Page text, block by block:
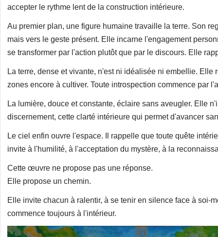
accepter le rythme lent de la construction intérieure.
Au premier plan, une figure humaine travaille la terre. Son
mais vers le geste présent. Elle incarne l'engagement
se transformer par l'action plutôt que par le discours. Elle
La terre, dense et vivante, n'est ni idéalisée ni embellie.
zones encore à cultiver. Toute introspection commence par
La lumière, douce et constante, éclaire sans aveugler. Elle
discernement, cette clarté intérieure qui permet d'avancer
Le ciel enfin ouvre l'espace. Il rappelle que toute quête
invite à l'humilité, à l'acceptation du mystère, à la
Cette œuvre ne propose pas une réponse.
Elle propose un chemin.
Elle invite chacun à ralentir, à se tenir en silence face à soi-
commence toujours à l'intérieur.